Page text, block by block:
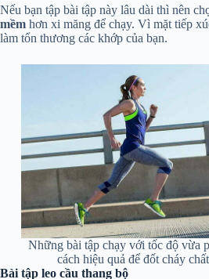
Nếu bạn tập bài tập này lâu dài thì nên
mềm hơn xi măng để chạy. Vì mặt tiếp
làm tổn thương các khớp của bạn.
Những bài tập chạy với tốc độ vừa
cách hiệu quả để đốt cháy
Bài tập leo cầu thang bộ